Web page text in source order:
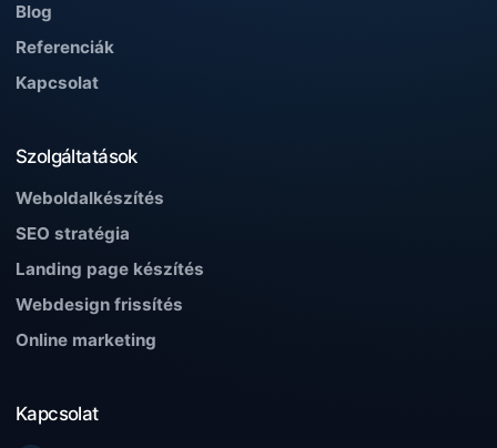
Blog
Referenciák
Kapcsolat
Szolgáltatások
Weboldalkészítés
SEO stratégia
Landing page készítés
Webdesign frissítés
Online marketing
Kapcsolat